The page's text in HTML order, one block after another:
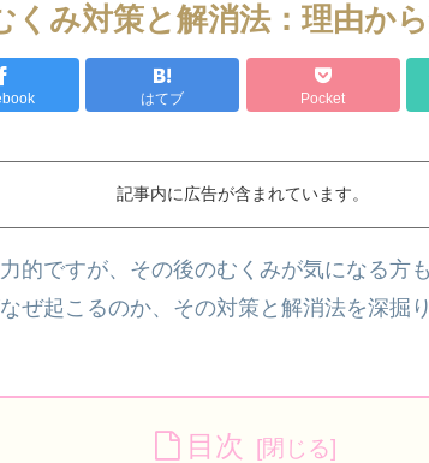
くみ対策と解消法：理由か
はてブ Pocket
記事内に広告が含まれています。
的ですが、その後のむくみが気になる方
ぜ起こるのか、その対策と解消法を深掘
目次